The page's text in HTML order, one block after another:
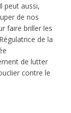
peut aussi,
de nos
faire briller les
de la
de lutter
contre le